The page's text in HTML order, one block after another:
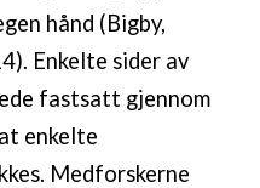
hånd (Bigby,
Enkelte sider av
fastsatt gjennom
enkelte
Medforskerne